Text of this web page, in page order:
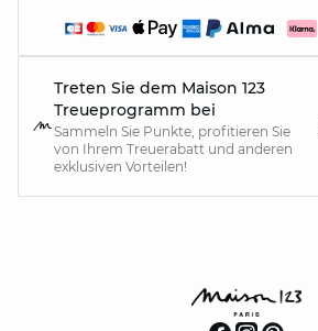
Treten Sie dem Maison 123
Treueprogramm bei
Sammeln Sie Punkte, profitieren Sie
von Ihrem Treuerabatt und anderen
exklusiven Vorteilen!